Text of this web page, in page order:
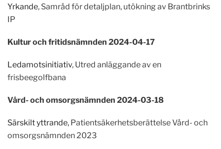
Yrkande, Samråd för detaljplan, utökning av Brantbrinks
IP
Kultur och fritidsnämnden 2024-04-17
Ledamotsinitiativ, Utred anläggande av en
frisbeegolfbana
Vård- och omsorgsnämnden 2024-03-18
Särskilt yttrande, Patientsäkerhetsberättelse Vård- och
omsorgsnämnden 2023